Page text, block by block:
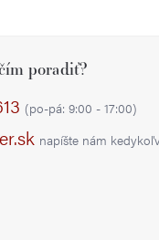
poradiť?
(po-pá: 9:00 - 17:00)
napíšte nám